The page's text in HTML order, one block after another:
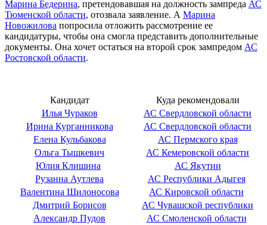
Марина Бедерина, претендовавшая на должность зампреда АС
Тюменской области, отозвала заявление. А Марина
Новожилова попросила отложить рассмотрение ее
кандидатуры, чтобы она смогла представить дополнительные
документы. Она хочет остаться на второй срок зампредом АС
Ростовской области.
Кандидат
Куда рекомендовали
Илья Чураков
АС Свердловской области
Ирина Курганникова
АС Свердловской области
Елена Кульбакова
АС Пермского края
Ольга Тышкевич
АС Кемеровской области
Юлия Клишина
АС Якутии
Рузанна Аутлева
АС Республики Адыгея
Валентина Шилоносова
АС Кировской области
Дмитрий Борисов
АС Чувашской республики
Александр Пудов
АС Смоленской области